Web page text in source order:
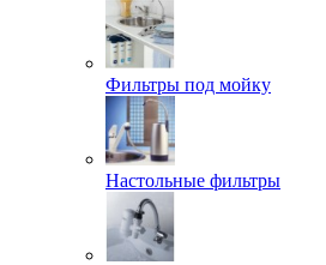
Фильтры под мойку
Настольные фильтры